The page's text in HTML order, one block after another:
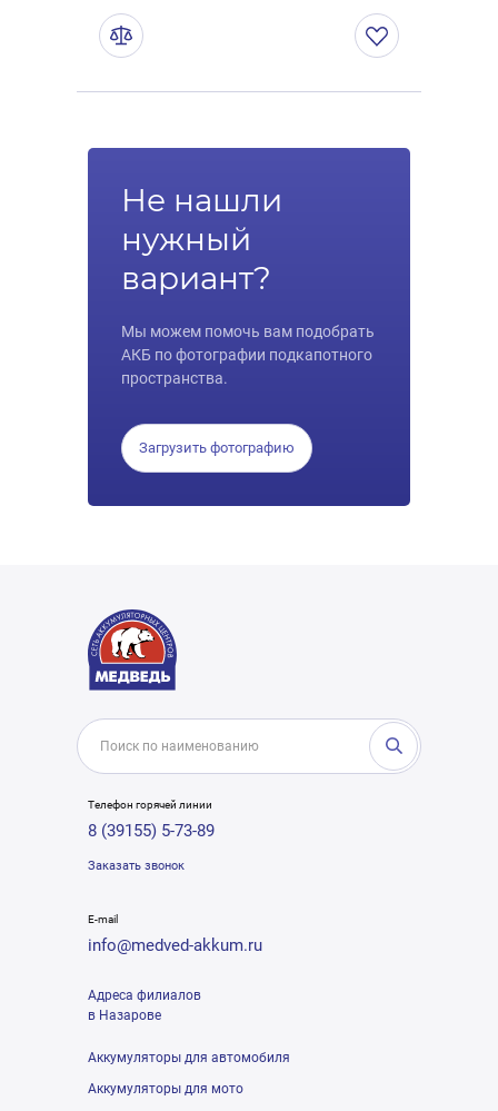
Не нашли
нужный
вариант?
Мы можем помочь вам подобрать
АКБ по фотографии подкапотного
пространства.
Загрузить фотографию
Телефон горячей линии
8 (39155) 5-73-89
Заказать звонок
E-mail
info@medved-akkum.ru
Адреса филиалов
в Назарове
Аккумуляторы для автомобиля
Аккумуляторы для мото